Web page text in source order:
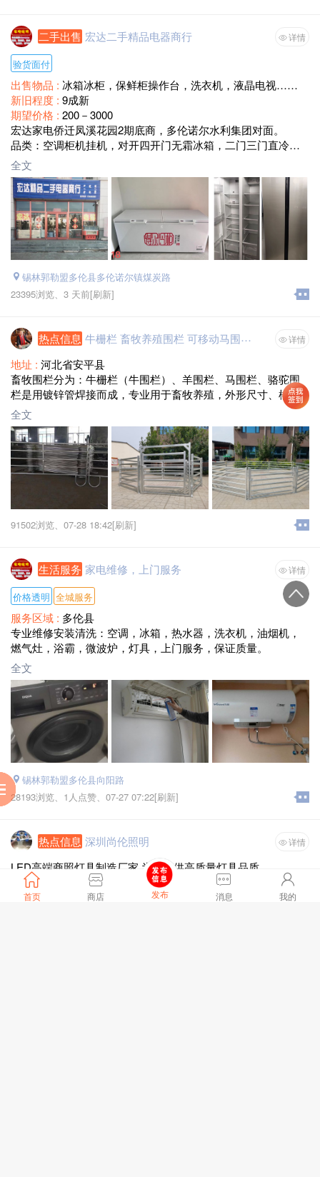
二手出售 宏达二手精品电器商行 详情
验货面付
出售物品 : 冰箱冰柜，保鲜柜操作台，洗衣机，液晶电视……
新旧程度 : 9成新
期望价格 : 200－3000
宏达家电侨迁凤溪花园2期底商，多伦诺尔水利集团对面。
品类：空调柜机挂机，对开四开门无霜冰箱，二门三门直冷冰
箱，大冰柜小冰柜小冰箱，商用双温四门冰柜，商用操作台，
商用保鲜柜，点菜柜，串柜，滚筒洗衣机，波波洗衣机，双桶
洗衣机，小双桶洗衣机，洗鞋机，55－50－48寸智能网络液晶
电视，品类繁多，质量保障，价格超级便宜，欢迎新老朋友前
来选购。
服务热线：17548965065。
全文
锡林郭勒盟多伦县多伦诺尔镇煤炭路
23395浏览、 3 天前[刷新]
热点信息 牛栅栏 畜牧养殖围栏 可移动马围栏 羊围栏 详情
地址 : 河北省安平县
畜牧围栏分为：牛栅栏（牛围栏）、羊围栏、马围栏、骆驼围
栏是用镀锌管焊接而成，专业用于畜牧养殖，外形尺寸、样
式、规格均可按客户要求定做。
产品特点：牢固性好、防撞、防腐、安装简单快捷，可移动使
用，自身拆装方便，重复使用性好，可根据需要，对围栏重新
布局。适用于：草原、牧场、养殖场等广泛应用。
安平县赫鹏五金网业有限公司专业生产
全文
91502浏览、 07-28 18:42[刷新]
生活服务 家电维修，上门服务 详情
价格透明 全城服务
服务区域 : 多伦县
专业维修安装清洗：空调，冰箱，热水器，洗衣机，油烟机，
燃气灶，浴霸，微波炉，灯具，上门服务，保证质量。
全文
锡林郭勒盟多伦县向阳路
28193浏览、 1人点赞、 07-27 07:22[刷新]
热点信息 深圳尚伦照明 详情
LED高端商照灯具制造厂家 为您提供高质量灯具品质
优质服务 更多款式联系客服。定制色温 电源。厂家直销发货！
全文首页 商店 发布 消息 我的